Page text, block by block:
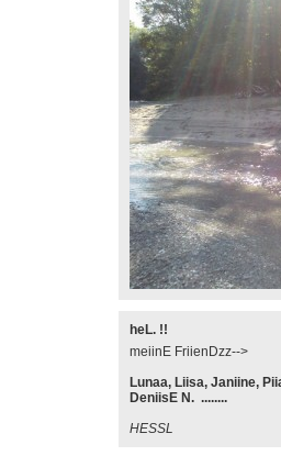
heL. !!
meiinE FriienDzz-->
Lunaa, Liisa, Janiine,
DeniisE N. ........
HESSL